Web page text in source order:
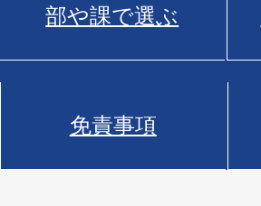
部や課で選ぶ
免責事項